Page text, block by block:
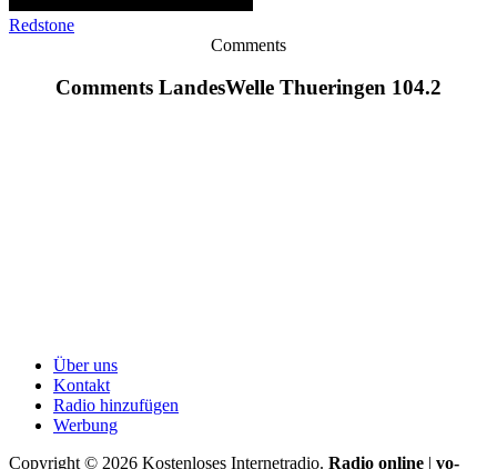
Redstone
Comments
Comments LandesWelle Thueringen 104.2
Über uns
Kontakt
Radio hinzufügen
Werbung
Copyright © 2026 Kostenloses Internetradio. Radio online | vo-